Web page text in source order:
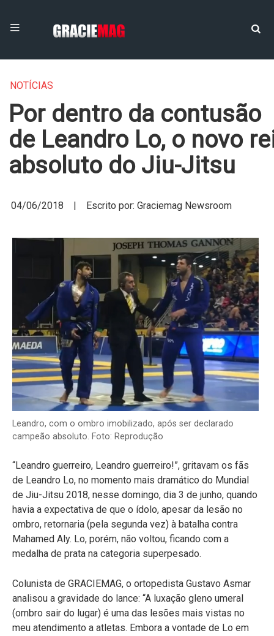
NOTÍCIAS
Por dentro da contusão
de Leandro Lo, o novo
absoluto do Jiu-Jitsu
04/06/2018 | Escrito por: Graciemag Newsroom
Leandro, com o ombro imobilizado, após ser declarado
campeão absoluto. Foto: Reprodução
“Leandro guerreiro, Leandro guerreiro!”, gritavam os fãs
de Leandro Lo, no momento mais dramático do Mundial
de Jiu-Jitsu 2018, nesse domingo, dia 3 de junho, quando
havia a expectativa de que o ídolo, apesar da lesão no
ombro, retornaria (pela segunda vez) à batalha contra
Mahamed Aly. Lo, porém, não voltou, ficando com a
medalha de prata na categoria superpesado.
Colunista de GRACIEMAG, o ortopedista Gustavo Asmar
analisou a gravidade do lance: “A luxação gleno umeral
(ombro sair do lugar) é uma das lesões mais vistas no
meu atendimento a atletas. Embora a vontade de Lo em